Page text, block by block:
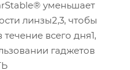
уменьшает
линзы2,3, чтобы
всего дня1,
гаджетов